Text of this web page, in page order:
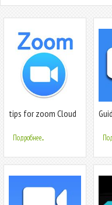
tips for zoom Cloud
Подробнее...